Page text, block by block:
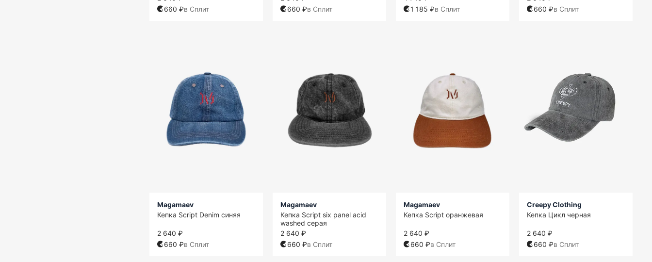
660 ₽в Сплит
660 ₽в Сплит
1 185 ₽в Сплит
660 ₽в Сплит
Magamaev
Кепка Script Denim синяя
2 640 ₽
660 ₽в Сплит
Magamaev
Кепка Script six panel acid
washed серая
2 640 ₽
660 ₽в Сплит
Magamaev
Кепка Script оранжевая
2 640 ₽
660 ₽в Сплит
Creepy Clothing
Кепка Цикл черная
2 640 ₽
660 ₽в Сплит